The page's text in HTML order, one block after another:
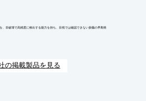
、非破壊で高精度に検出する能力を持ち、目視では確認できない損傷の早期発
の掲載製品を見る